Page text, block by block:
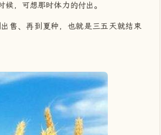
，可想那时体力的付出。
售、再到夏种，也就是三五天就结束